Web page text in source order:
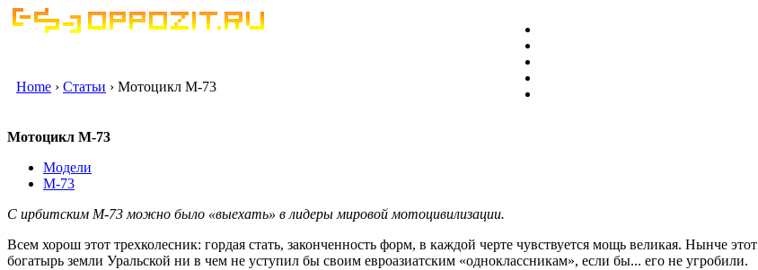
Home › Статьи › Мотоцикл М-73
Мотоцикл М-73
Модели
М-73
С ирбитским М-73 можно было «выехать» в лидеры мировой мотоцивилизации.
Всем хорош этот трехколесник: гордая стать, законченность форм, в каждой черте чувствуется мощь великая. Нынче этот
богатырь земли Уральской ни в чем не уступил бы своим евроазиатским «одноклассникам», если бы... его не угробили.